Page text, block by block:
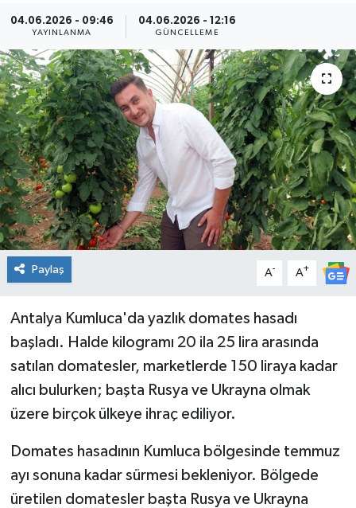
04.06.2026 - 09:46
YAYINLANMA
04.06.2026 - 12:16
GÜNCELLEME
Paylaş A- A+
Antalya Kumluca'da yazlık domates hasadı
başladı. Halde kilogramı 20 ila 25 lira arasında
satılan domatesler, marketlerde 150 liraya kadar
alıcı bulurken; başta Rusya ve Ukrayna olmak
üzere birçok ülkeye ihraç ediliyor.
Domates hasadının Kumluca bölgesinde temmuz
ayı sonuna kadar sürmesi bekleniyor. Bölgede
üretilen domatesler başta Rusya ve Ukrayna
Kültür Sanat
Magazin
Medya
Politika
Sağlık
Spor
Turizm
Yaşam